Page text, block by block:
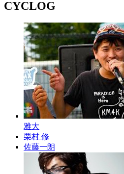
CYCLOG
雅大
栗村 修
佐藤一朗